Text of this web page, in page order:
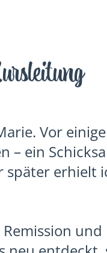
Vor
– ein
später erhielt